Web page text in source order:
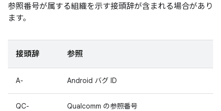
参照番号が属する組織を示す接頭辞が含まれる場合があり
ます。
接頭辞 参照
A- Android バグ ID
QC- Qualcomm の参照番号